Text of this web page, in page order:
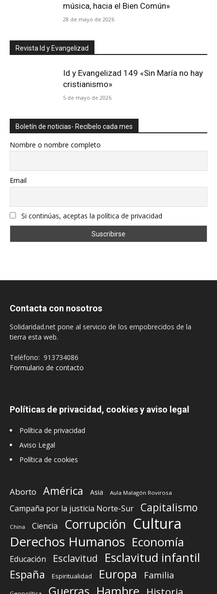
música, hacia el Bien Común»
28 de mayo de 2026
Revista Id y Evangelizad
Id y Evangelizad 149 «Sin María no hay
cristianismo»
5 de mayo de 2026
Boletín de noticias- Recíbelo cada mes
Nombre o nombre completo
Email
Si continúas, aceptas la política de privacidad
Contacta con nosotros
Solidaridad.net pone al servicio de los empobrecidos de la
tierra esta web.
Teléfono: 913734086
Formulario de contacto
Políticas de privacidad, cookies y aviso legal
Política de privacidad
Aviso Legal
Política de cookies
Aborto América Asia Aula Malagón Rovirosa
Campaña por la justicia Norte-Sur Capitalismo
China Ciencia Corrupción Cultura
Derechos Humanos Economía
Educación Esclavitud Esclavitud infantil
España Espiritualidad Europa Familia